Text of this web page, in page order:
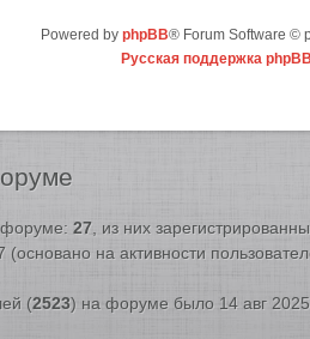
Powered by phpBB® Forum Software ©
Русская поддержка
форуме: 27 , из них
(основано на активности
(2523) на форуме было 14 авг